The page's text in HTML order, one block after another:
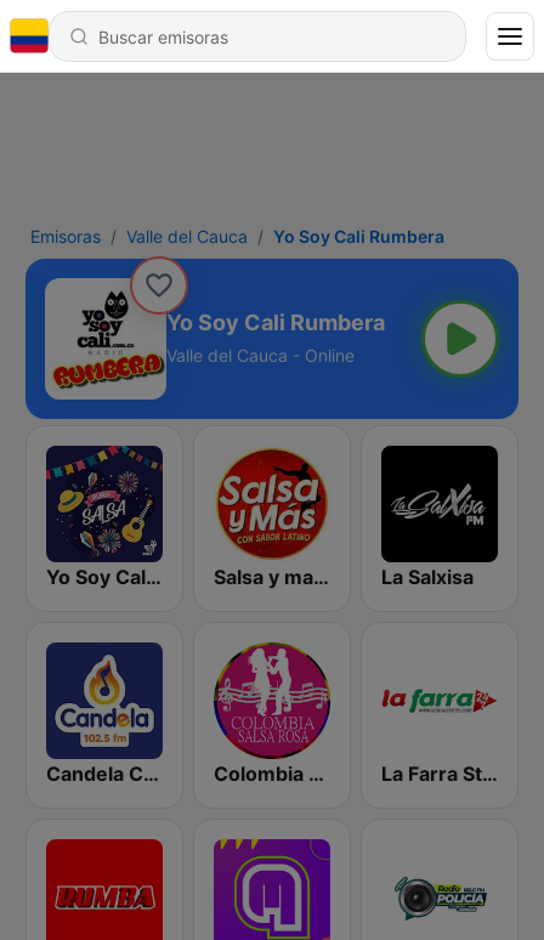
Emisoras Valle del Cauca Yo Soy Cali Rumbera
Yo Soy Cali Rumbera
Valle del Cauca - Online
Yo Soy Cali Salsa Salsa y mas Cali La Salxisa
Candela Cali 102.5 FM Colombia Salsa Rosa La Farra Stereo